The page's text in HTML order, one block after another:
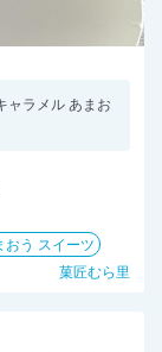
ャラメル あまお
おう スイーツ
菓匠むら里